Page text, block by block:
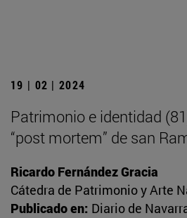
19 | 02 | 2024
Patrimonio e identidad
“post mortem” de san
Ricardo Fernández Gracia
Cátedra de Patrimonio y Arte
Publicado en: Diario de